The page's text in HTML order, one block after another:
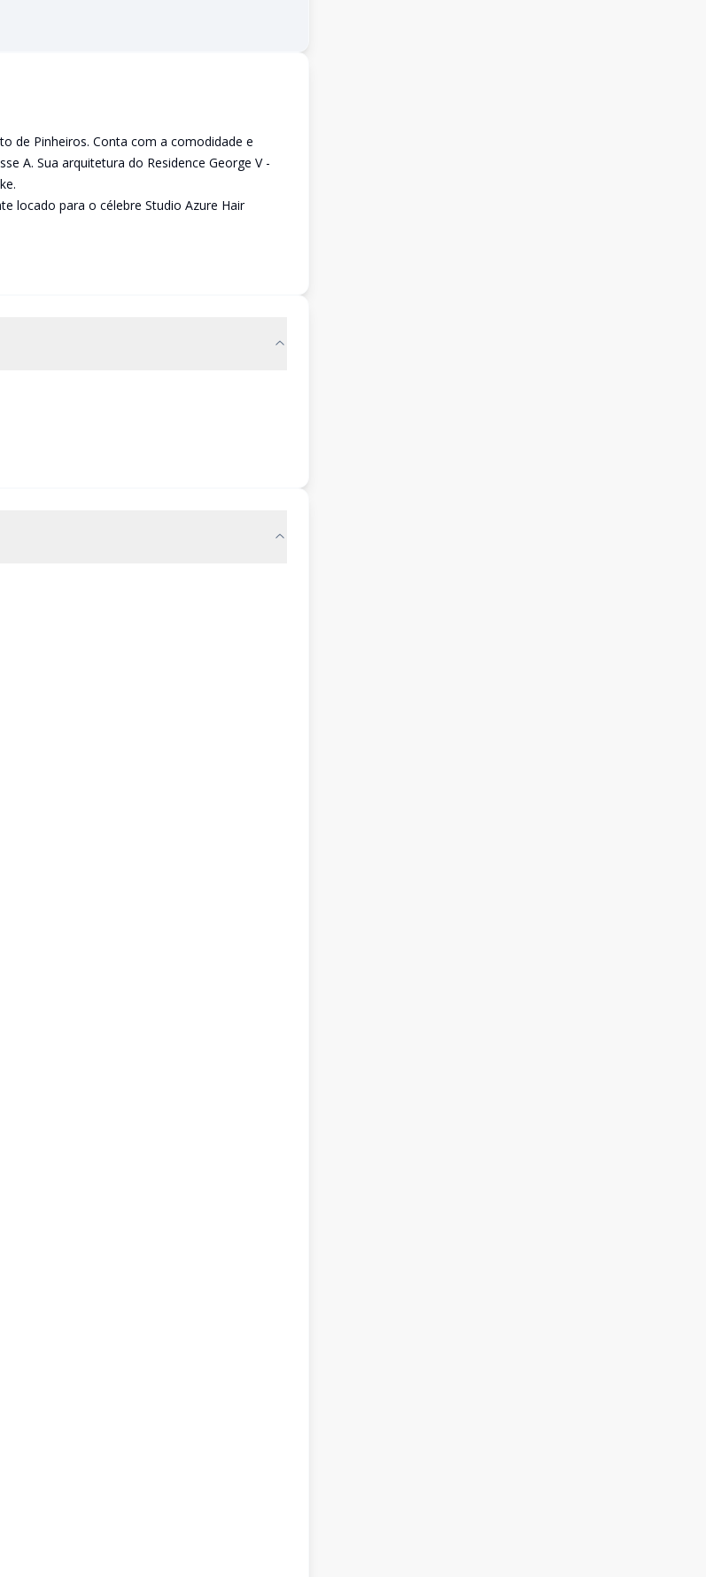
de Pinheiros. Conta com a comodidade e
A. Sua arquitetura do Residence George V -
locado para o célebre Studio Azure Hair